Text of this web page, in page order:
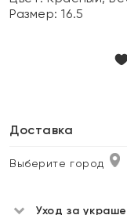
Размер:16.5
Доставка
Выберите город
Уход за